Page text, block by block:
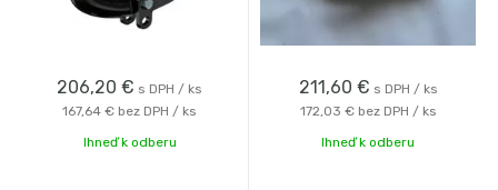
206,20 € s DPH / ks
167,64 € bez DPH / ks
Ihneď k odberu
211,60 € s DPH / ks
172,03 € bez DPH / ks
Ihneď k odberu